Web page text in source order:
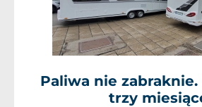
Paliwa nie zabraknie.
trzy